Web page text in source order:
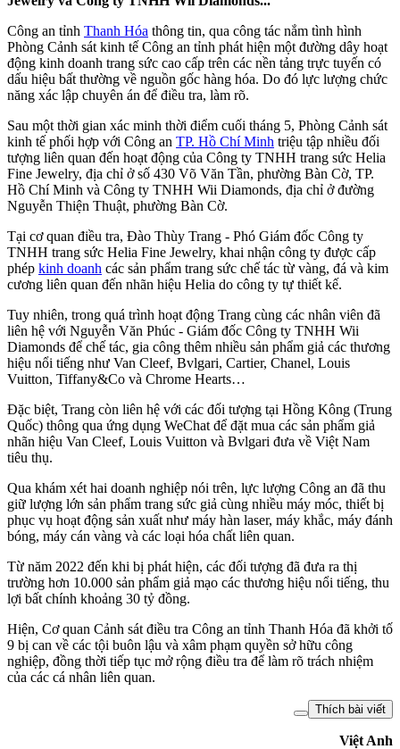
Công an tỉnh Thanh Hóa thông tin, qua công tác nắm tình hình
Phòng Cảnh sát kinh tế Công an tỉnh phát hiện một đường dây hoạt
động kinh doanh trang sức cao cấp trên các nền tảng trực tuyến có
dấu hiệu bất thường về nguồn gốc hàng hóa. Do đó lực lượng chức
năng xác lập chuyên án để điều tra, làm rõ.
Sau một thời gian xác minh thời điểm cuối tháng 5, Phòng Cảnh sát
kinh tế phối hợp với Công an TP. Hồ Chí Minh triệu tập nhiều đối
tượng liên quan đến hoạt động của Công ty TNHH trang sức Helia
Fine Jewelry, địa chỉ ở số 430 Võ Văn Tần, phường Bàn Cờ, TP.
Hồ Chí Minh và Công ty TNHH Wii Diamonds, địa chỉ ở đường
Nguyễn Thiện Thuật, phường Bàn Cờ.
Tại cơ quan điều tra, Đào Thùy Trang - Phó Giám đốc Công ty
TNHH trang sức Helia Fine Jewelry, khai nhận công ty được cấp
phép kinh doanh các sản phẩm trang sức chế tác từ vàng, đá và kim
cương liên quan đến nhãn hiệu Helia do công ty tự thiết kế.
Tuy nhiên, trong quá trình hoạt động Trang cùng các nhân viên đã
liên hệ với Nguyễn Văn Phúc - Giám đốc Công ty TNHH Wii
Diamonds để chế tác, gia công thêm nhiều sản phẩm giả các thương
hiệu nổi tiếng như Van Cleef, Bvlgari, Cartier, Chanel, Louis
Vuitton, Tiffany&Co và Chrome Hearts…
Đặc biệt, Trang còn liên hệ với các đối tượng tại Hồng Kông (Trung
Quốc) thông qua ứng dụng WeChat để đặt mua các sản phẩm giả
nhãn hiệu Van Cleef, Louis Vuitton và Bvlgari đưa về Việt Nam
tiêu thụ.
Qua khám xét hai doanh nghiệp nói trên, lực lượng Công an đã thu
giữ lượng lớn sản phẩm trang sức giả cùng nhiều máy móc, thiết bị
phục vụ hoạt động sản xuất như máy hàn laser, máy khắc, máy đánh
bóng, máy cán vàng và các loại hóa chất liên quan.
Từ năm 2022 đến khi bị phát hiện, các đối tượng đã đưa ra thị
trường hơn 10.000 sản phẩm giả mạo các thương hiệu nổi tiếng, thu
lợi bất chính khoảng 30 tỷ đồng.
Hiện, Cơ quan Cảnh sát điều tra Công an tỉnh Thanh Hóa đã khởi tố
9 bị can về các tội buôn lậu và xâm phạm quyền sở hữu công
nghiệp, đồng thời tiếp tục mở rộng điều tra để làm rõ trách nhiệm
của các cá nhân liên quan.
Thích bài viết
Việt Anh